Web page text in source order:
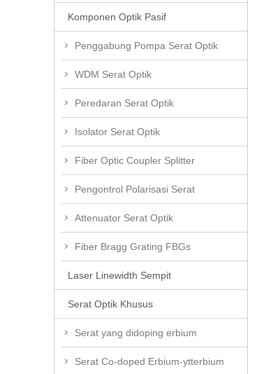
Komponen Optik Pasif
Penggabung Pompa Serat Optik
WDM Serat Optik
Peredaran Serat Optik
Isolator Serat Optik
Fiber Optic Coupler Splitter
Pengontrol Polarisasi Serat
Attenuator Serat Optik
Fiber Bragg Grating FBGs
Laser Linewidth Sempit
Serat Optik Khusus
Serat yang didoping erbium
Serat Co-doped Erbium-ytterbium